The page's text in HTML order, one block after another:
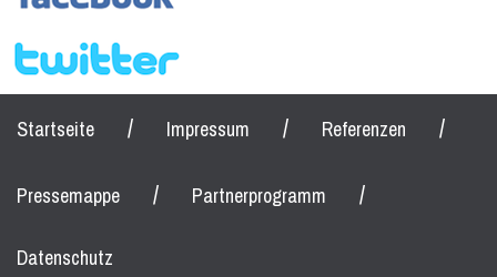
Startseite / Impressum / Referenzen /
Pressemappe / Partnerprogramm /
Datenschutz